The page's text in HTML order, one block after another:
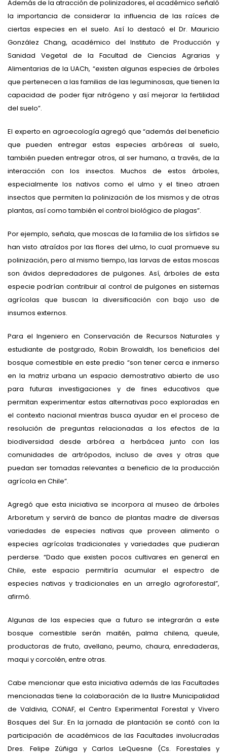
Además de la atracción de polinizadores, el académico señaló
la importancia de considerar la influencia de las raíces de
ciertas especies en el suelo. Así lo destacó el Dr. Mauricio
González Chang, académico del Instituto de Producción y
Sanidad Vegetal de la Facultad de Ciencias Agrarias y
Alimentarias de la UACh, “existen algunas especies de árboles
que pertenecen a las familias de las leguminosas, que tienen la
capacidad de poder fijar nitrógeno y así mejorar la fertilidad
del suelo”.
El experto en agroecología agregó que “además del beneficio
que pueden entregar estas especies arbóreas al suelo,
también pueden entregar otros, al ser humano, a través, de la
interacción con los insectos. Muchos de estos árboles,
especialmente los nativos como el ulmo y el tineo atraen
insectos que permiten la polinización de los mismos y de otras
plantas, así como también el control biológico de plagas”.
Por ejemplo, señala, que moscas de la familia de los sírfidos se
han visto atraídos por las flores del ulmo, lo cual promueve su
polinización, pero al mismo tiempo, las larvas de estas moscas
son ávidos depredadores de pulgones. Así, árboles de esta
especie podrían contribuir al control de pulgones en sistemas
agrícolas que buscan la diversificación con bajo uso de
insumos externos.
Para el Ingeniero en Conservación de Recursos Naturales y
estudiante de postgrado, Robin Browaldh, los beneficios del
bosque comestible en este predio “son tener cerca e inmerso
en la matriz urbana un espacio demostrativo abierto de uso
para futuras investigaciones y de fines educativos que
permitan experimentar estas alternativas poco exploradas en
el contexto nacional mientras busca ayudar en el proceso de
resolución de preguntas relacionadas a los efectos de la
biodiversidad desde arbórea a herbácea junto con las
comunidades de artrópodos, incluso de aves y otras que
puedan ser tomadas relevantes a beneficio de la producción
agrícola en Chile”.
Agregó que esta iniciativa se incorpora al museo de árboles
Arboretum y servirá de banco de plantas madre de diversas
variedades de especies nativas que proveen alimento o
especies agrícolas tradicionales y variedades que pudieran
perderse. “Dado que existen pocos cultivares en general en
Chile, este espacio permitiría acumular el espectro de
especies nativas y tradicionales en un arreglo agroforestal”,
afirmó.
Algunas de las especies que a futuro se integrarán a este
bosque comestible serán maitén, palma chilena, queule,
productoras de fruto, avellano, peumo, chaura, enredaderas,
maqui y corcolén, entre otras.
Cabe mencionar que esta iniciativa además de las Facultades
mencionadas tiene la colaboración de la Ilustre Municipalidad
de Valdivia, CONAF, el Centro Experimental Forestal y Vivero
Bosques del Sur. En la jornada de plantación se contó con la
participación de académicos de las Facultades involucradas
Dres. Felipe Zúñiga y Carlos LeQuesne (Cs. Forestales y